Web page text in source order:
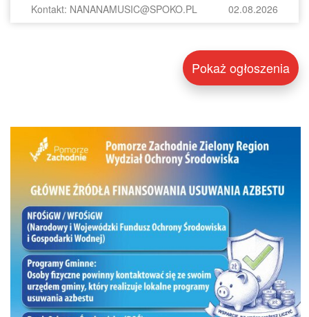
Kontakt: NANANAMUSIC@SPOKO.PL 02.08.2026
Pokaż ogłoszenia